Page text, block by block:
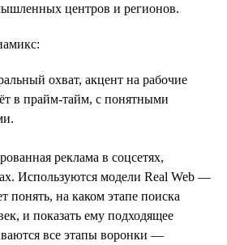
центров и регионов.
охват, акцент на рабочие
в прайм-тайм, с понятными
реклама в соцсетях,
Используются модели Real Web —
понять, на каком этапе поиска
и показать ему подходящее
все этапы воронки —